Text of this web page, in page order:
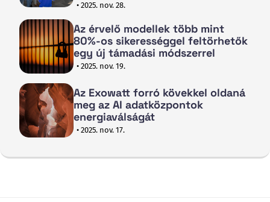
• 2025. nov. 28.
Az érvelő modellek több mint
80%-os sikerességgel feltörhetők
egy új támadási módszerrel
• 2025. nov. 19.
Az Exowatt forró kövekkel oldaná
meg az AI adatközpontok
energiaválságát
• 2025. nov. 17.